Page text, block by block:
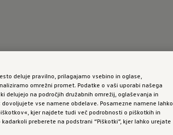
deluje pravilno, prilagajamo vsebino in oglase,
omrežni promet. Podatke o vaši uporabi našega
delujejo na področjih družabnih omrežij, oglaševanja in
vse namene obdelave. Posamezne namene lahko
kjer najdete tudi več podrobnosti o piškotkih in
preberete na podstrani “Piškotki”, kjer lahko urejate